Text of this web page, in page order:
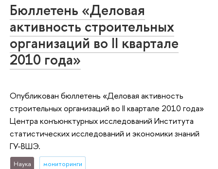
Бюллетень «Деловая
активность строительных
организаций во II квартале
2010 года»
Опубликован бюллетень «Деловая активность
строительных организаций во II квартале 2010 года»
Центра конъюнктурных исследований Института
статистических исследований и экономики знаний
ГУ-ВШЭ.
Наука мониторинги